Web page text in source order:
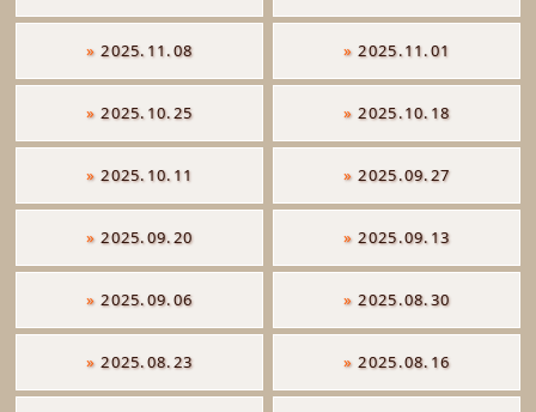
» 2025.11.08 » 2025.11.01
» 2025.10.25 » 2025.10.18
» 2025.10.11 » 2025.09.27
» 2025.09.20 » 2025.09.13
» 2025.09.06 » 2025.08.30
» 2025.08.23 » 2025.08.16